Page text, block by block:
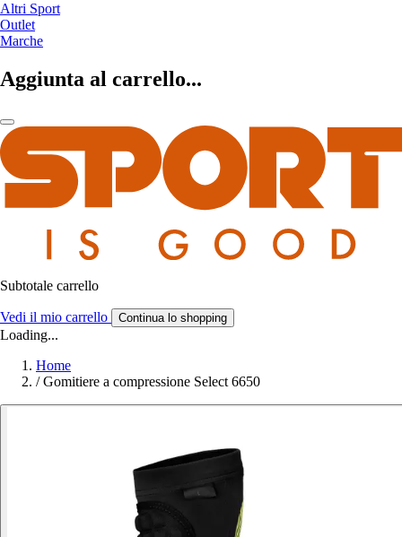
Altri Sport
Outlet
Marche
Aggiunta al carrello...
Subtotale carrello
Vedi il mio carrello Continua lo shopping
Loading...
Home
/ Gomitiere a compressione Select 6650